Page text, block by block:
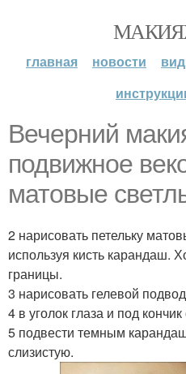
главная новости
Вечерний
подвижное
матовые
2 нарисовать петельку
используя кисть карандаш.
границы.
3 нарисовать гелевой
4 в уголок глаза и под
5 подвести темным
слизистую.